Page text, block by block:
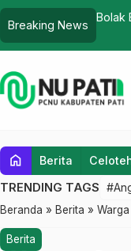
Breaking News
Bolak
home Berita
TRENDING TAGS
Beranda » Berita »
Berita